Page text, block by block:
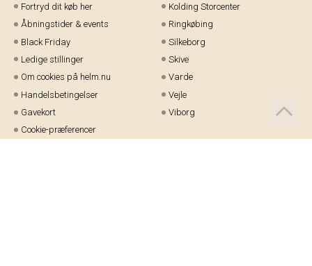
Fortryd dit køb her
Åbningstider & events
Black Friday
Ledige stillinger
Om cookies på helm.nu
Handelsbetingelser
Gavekort
Cookie-præferencer
Kolding Storcenter
Ringkøbing
Silkeborg
Skive
Varde
Vejle
Viborg